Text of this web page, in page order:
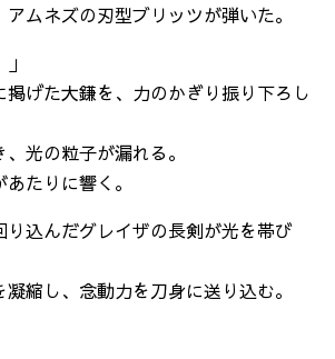
ムネズの刃型ブリッツが弾いた。
掲げた大鎌を、力のかぎり振り下ろし
光の粒子が漏れる。
たりに響く。
り込んだグレイザの長剣が光を帯び
縮し、念動力を刀身に送り込む。